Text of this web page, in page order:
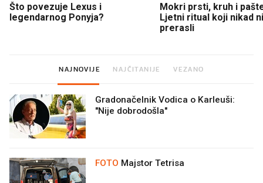
Što povezuje Lexus i
legendarnog Ponyja?
Mokri prsti, kruh i
Ljetni ritual koji nikad
prerasli
NAJNOVIJE NAJČITANIJE VEZANO
Gradonačelnik Vodica o Karleuši:
"Nije dobrodošla"
FOTO Majstor Tetrisa